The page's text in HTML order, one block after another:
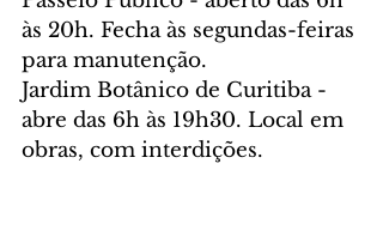
às 20h. Fecha às segundas-feiras
para manutenção.
Jardim Botânico de Curitiba -
abre das 6h às 19h30. Local em
obras, com interdições.